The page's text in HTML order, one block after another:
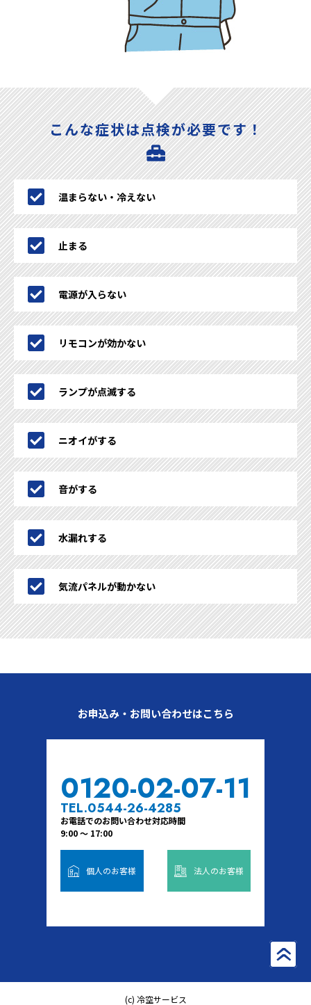
こんな症状は点検が必要です！
温まらない・冷えない
止まる
電源が入らない
リモコンが効かない
ランプが点滅する
ニオイがする
音がする
水漏れする
気流パネルが動かない
»
お申込み・お問い合わせはこちら
0120-02-07-11
TEL.0544-26-4285
お電話でのお問い合わせ対応時間
9:00 ～ 17:00
個人のお客様 法人のお客様
(c) 冷空サービス